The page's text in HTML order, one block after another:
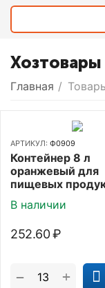
Главная /
АРТИКУЛ: Ф0909
Контейнер 8 л
оранжевый для
пищевых
В наличии
252.60₽
+
−